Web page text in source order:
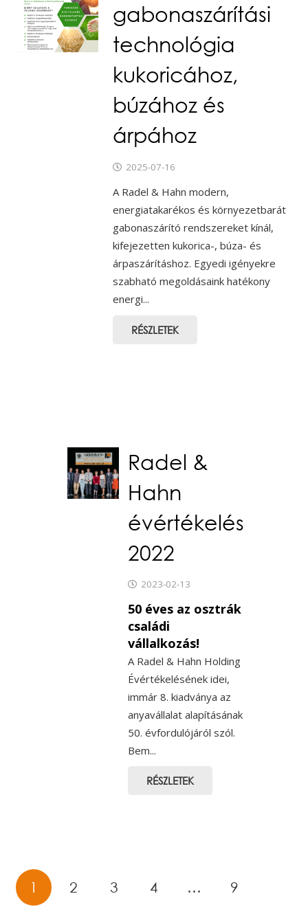
gabonaszárítási
technológia
kukoricához,
búzához és
árpához
2025-07-16
A Radel & Hahn modern,
energiatakarékos és környezetbarát
gabonaszárító rendszereket kínál,
kifejezetten kukorica-, búza- és
árpaszárításhoz. Egyedi igényekre
szabható megoldásaink hatékony
energi...
RÉSZLETEK
Radel &
Hahn
évértékelés
2022
2023-02-13
50 éves az osztrák
családi
vállalkozás!
A Radel & Hahn Holding
Évértékelésének idei,
immár 8. kiadványa az
anyavállalat alapításának
50. évfordulójáról szól.
Bem...
RÉSZLETEK
1 2 3 4 … 9